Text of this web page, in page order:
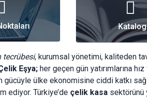
Katalog
tecrübesi, kurumsal yönetimi, kaliteden
Eşya; her geçen gün yatırımlarına
gücüyle ülke ekonomisine ciddi katkı
ediyor. Türkiye’de çelik kasa sektörünü